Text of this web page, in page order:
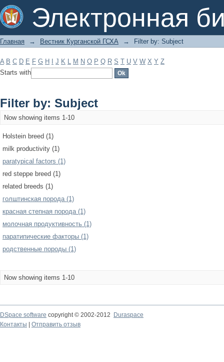
Электронная
Filter by: Subject
Главная → Вестник Курганской ГСХА → Filter by: Subject
A B C D E F G H J K L M N O P Q R S T U V W X Y Z
Starts with
Filter by: Subject
Now showing items 1-10
Holstein breed (1)
milk productivity (1)
paratypical factors (1)
red steppe breed (1)
related breeds (1)
голштинская порода (1)
красная степная порода (1)
молочная продуктивность (1)
паратипические факторы (1)
родственные породы (1)
Now showing items 1-10
DSpace software copyright © 2002-2012
Duraspace
Контакты
Отправить отзыв